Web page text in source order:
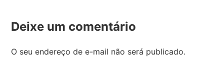
Deixe um comentário
O seu endereço de e-mail não será publicado.